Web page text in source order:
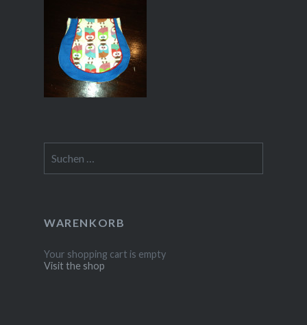
nach:
WARENKORB
Your shopping cart is empty
Visit the shop